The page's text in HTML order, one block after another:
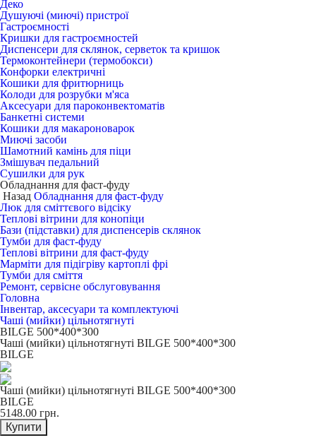
Деко
Душуючі (миючі) пристрої
Гастроємності
Кришки для гастроємностей
Диспенсери для склянок, серветок та кришок
Термоконтейнери (термобокси)
Конфорки електричні
Кошики для фритюрниць
Колоди для розрубки м'яса
Аксесуари для пароконвектоматів
Банкетні системи
Кошики для макароноварок
Миючі засоби
Шамотний камінь для піци
Змішувач педальний
Сушилки для рук
Обладнання для фаст-фуду
Назад Обладнання для фаст-фуду
Люк для сміттєвого відсіку
Теплові вітрини для конопіци
Бази (підставки) для диспенсерів склянок
Тумби для фаст-фуду
Теплові вітрини для фаст-фуду
Марміти для підігріву картоплі фрі
Тумби для сміття
Ремонт, сервісне обслуговування
Головна
Інвентар, аксесуари та комплектуючі
Чаші (мийки) цільнотягнуті
BILGE 500*400*300
Чаші (мийки) цільнотягнуті BILGE 500*400*300
BILGE
Чаші (мийки) цільнотягнуті BILGE 500*400*300
BILGE
5148.00 грн.
Купити